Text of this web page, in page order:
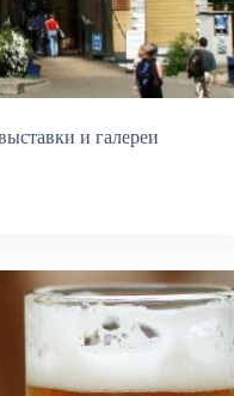
и галереи